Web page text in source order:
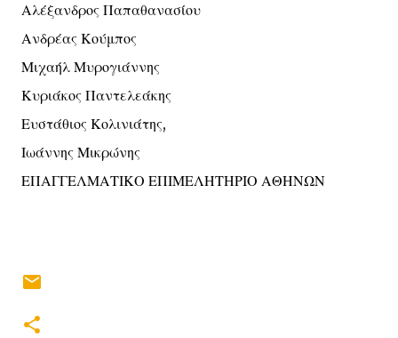
Αλέξανδρος Παπαθανασίου
Ανδρέας Κούμπος
Μιχαήλ Μυρογιάννης
Κυριάκος Παντελεάκης
Ευστάθιος Κολινιάτης,
Ιωάννης Μικρώνης
ΕΠΑΓΓΕΛΜΑΤΙΚΟ ΕΠΙΜΕΛΗΤΗΡΙΟ ΑΘΗΝΩΝ